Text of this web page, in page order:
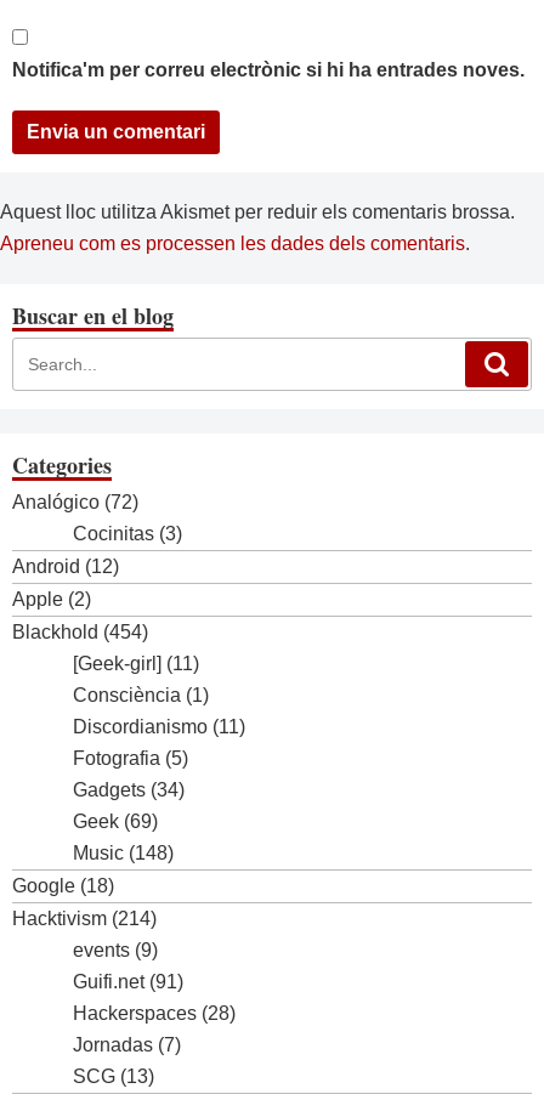
Notifica'm per correu electrònic si hi ha entrades noves.
Aquest lloc utilitza Akismet per reduir els comentaris brossa.
Apreneu com es processen les dades dels comentaris.
Buscar en el blog
Categories
Analógico (72)
Cocinitas (3)
Android (12)
Apple (2)
Blackhold (454)
[Geek-girl] (11)
Consciència (1)
Discordianismo (11)
Fotografia (5)
Gadgets (34)
Geek (69)
Music (148)
Google (18)
Hacktivism (214)
events (9)
Guifi.net(91)
Hackerspaces (28)
Jornadas (7)
SCG (13)